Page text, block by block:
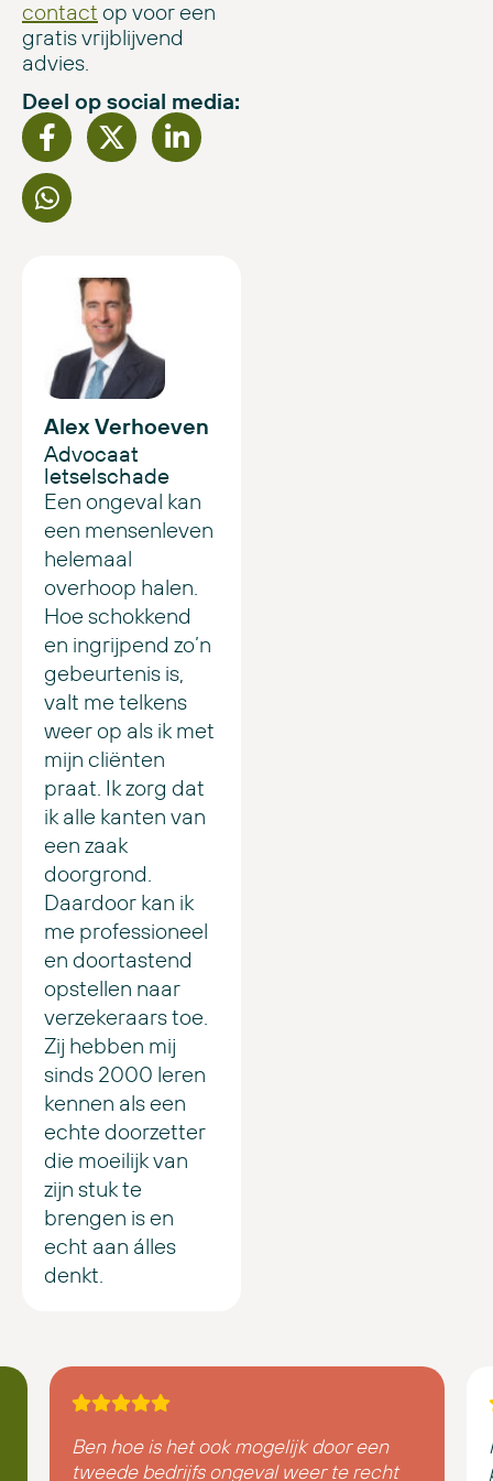
contact op voor een
gratis vrijblijvend
advies.
Deel op social media:
Alex Verhoeven
Advocaat
letselschade
Een ongeval kan
een mensenleven
helemaal
overhoop halen.
Hoe schokkend
en ingrijpend zo’n
gebeurtenis is,
valt me telkens
weer op als ik met
mijn cliënten
praat. Ik zorg dat
ik alle kanten van
een zaak
doorgrond.
Daardoor kan ik
me professioneel
en doortastend
opstellen naar
verzekeraars toe.
Zij hebben mij
sinds 2000 leren
kennen als een
echte doorzetter
die moeilijk van
zijn stuk te
brengen is en
echt aan álles
denkt.
Ben hoe is het ook mogelijk door een
tweede bedrijfs ongeval weer te recht